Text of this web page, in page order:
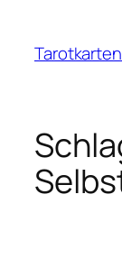
springen